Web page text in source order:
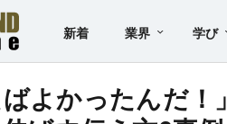
新着 業界 学び
よかったんだ！」